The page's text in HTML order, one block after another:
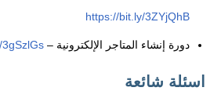
https://bit.ly/3ZYjQhB
دورة إنشاء المتاجر الإلكترونية –
اسئلة شائعة